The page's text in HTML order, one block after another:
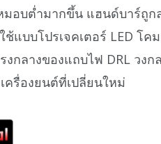
อบต่ำมากขึ้น แฮนด์บาร์ถู
ช้แบบโปรเจคเตอร์ LED โ
งกลางของแถบไฟ DRL ว
ครื่องยนต์ที่เปลี่ยนใหม่